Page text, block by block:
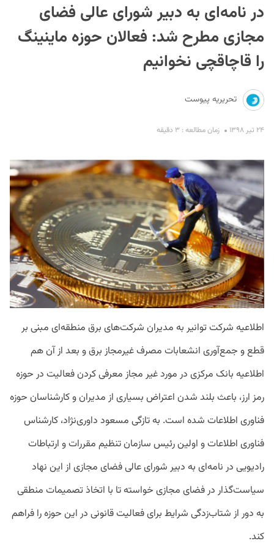
در نامه‌ای به دبیر شورای عالی فضای
مجازی مطرح شد: فعالان حوزه ماینینگ
را قاچاقچی نخوانیم
تحریریه پیوست
۲۴ تیر ۱۳۹۸ زمان مطالعه : ۳ دقیقه
اطلاعیه شرکت توانیر به مدیران شرکت‌های برق منطقه‌ای مبنی بر
قطع و جمع‌آوری انشعابات مصرف غیرمجاز برق و بعد از آن هم
اطلاعیه بانک مرکزی در مورد غیر مجاز معرفی کردن فعالیت در حوزه
رمز ارز،‌ باعث بلند شدن اعتراض بسیاری از مدیران و کارشناسان حوزه
فناوری اطلاعات شده است. به تازگی مسعود داوری‌نژاد، کارشناس
فناوری اطلاعات و اولین رئیس سازمان تنظیم مقررات و ارتباطات
رادیویی در نامه‌ای به دبیر شورای عالی فضای مجازی از این نهاد
سیاست‌گذار در فضای مجازی خواسته تا با اتخاذ تصمیمات منطقی
به دور از شتاب‌زدگی شرایط برای فعالیت قانونی در این حوزه را فراهم
کند.